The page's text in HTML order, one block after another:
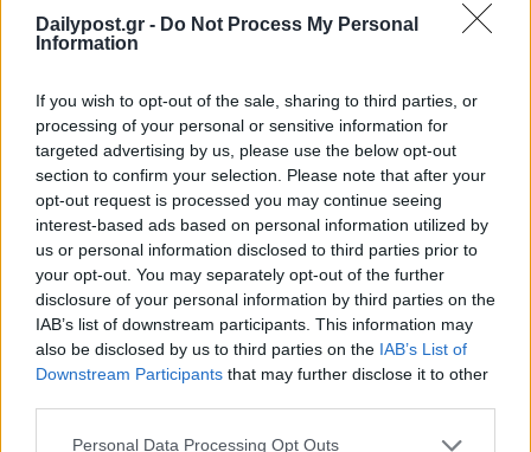
Dailypost.gr - Do Not Process My Personal
Information
If you wish to opt-out of the sale, sharing to third parties, or
processing of your personal or sensitive information for
targeted advertising by us, please use the below opt-out
section to confirm your selection. Please note that after your
opt-out request is processed you may continue seeing
interest-based ads based on personal information utilized by
us or personal information disclosed to third parties prior to
your opt-out. You may separately opt-out of the further
disclosure of your personal information by third parties on the
IAB’s list of downstream participants. This information may
also be disclosed by us to third parties on the IAB’s List of
Downstream Participants that may further disclose it to other
Personal Data Processing Opt Outs
Κράτους στη Βουλή αναγνωρίζει, βεβαίως, ότι κάτι
τέτοιο δεν θα ήταν εύκολο να επιτευχθεί ούτε
πράγματι να επανενταχθούν στην αγορά, καθώς
πολλές από αυτές βρίσκονται σε κακή κατάσταση ή
σε περιοχές με περιορισμένη ζήτηση ή δεν είναι
εφικτό να αξιοποιηθούν εξαιτίας νομικών και
ιδιοκτησιακών ζητημάτων.
Ωστόσο, το αποτέλεσμα επιβεβαιώνει το βασικό
συμπέρασμα της ανάλυσης: η Ελλάδα δεν χρειάζεται
μόνο περισσότερες κατοικίες· χρειάζεται επίσης